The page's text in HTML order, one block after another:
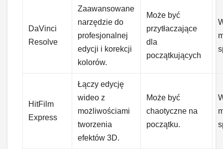
DaVinci
Resolve
Zaawansowane
narzędzie do
profesjonalnej
edycji i korekcji
kolorów.
Może być
przytłaczające
dla
początkujących
HitFilm
Express
Łączy edycję
wideo z
możliwościami
tworzenia
efektów 3D.
Może być
chaotyczne na
początku.